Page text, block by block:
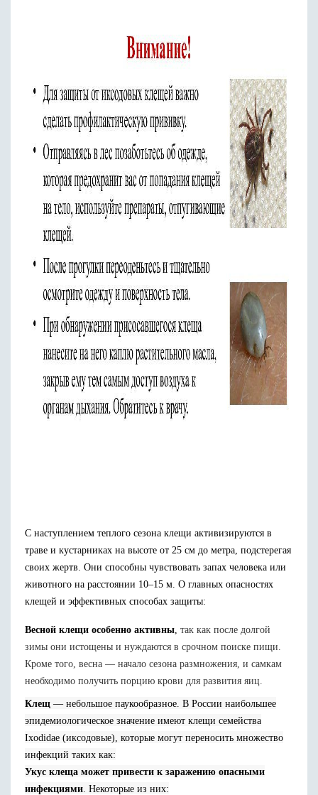
С наступлением теплого сезона клещи активизируются в
траве и кустарниках на высоте от 25 см до метра, подстерегая
своих жертв. Они способны чувствовать запах человека или
животного на расстоянии 10–15 м. О главных опасностях
клещей и эффективных способах защиты:
Весной клещи особенно активны так как после долгой
зимы они истощены и нуждаются в срочном поиске пищи.
Кроме того, весна — начало сезона размножения, и самкам
необходимо получить порцию крови для развития яиц.
Клещ — небольшое паукообразное. В России наибольшее
эпидемиологическое значение имеют клещи семейства
Ixodidae (иксодовые), которые могут переносить множество
инфекций таких как:
Укус клеща может привести к заражению опасными
инфекциями . Некоторые из них: